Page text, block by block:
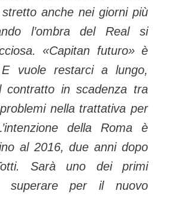
stretto anche nei giorni più
l’ombra del Real si
«Capitan futuro» è
vuole restarci a lungo,
contratto in scadenza tra
nella trattativa per
della Roma è
al 2016, due anni dopo
Sarà uno dei primi
superare per il nuovo